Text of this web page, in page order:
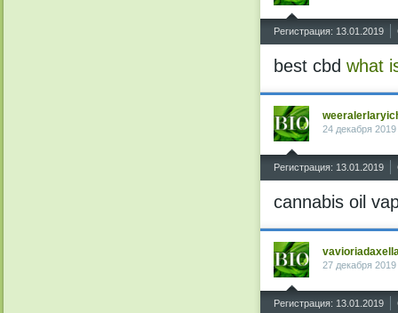
Регистрация: 13.01.2019
best cbd what
24 декабря
Регистрация: 13.01.2019
cannabis oil
27 декабря
Регистрация: 13.01.2019